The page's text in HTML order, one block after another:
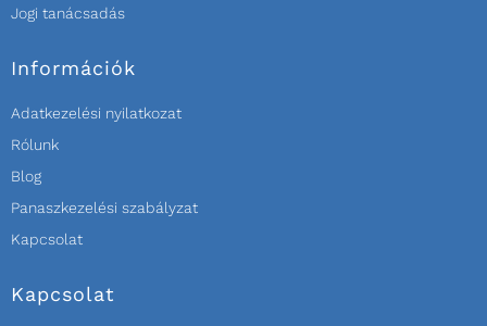
Jogi tanácsadás
Információk
Adatkezelési nyilatkozat
Rólunk
Blog
Panaszkezelési szabályzat
Kapcsolat
Kapcsolat